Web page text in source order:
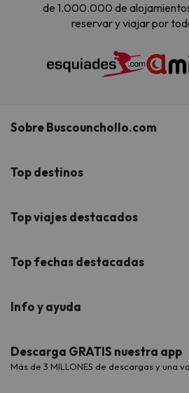
de 1.000.000 de
reservar y viajar por
Sobre Buscounchollo.com
¿Quiénes somos?
Buscounchollo en los medios
Proveedores
Viajes para grupos
Top destinos
Hoteles Andalucía
Hoteles Cataluña
Hoteles Galicia
Top viajes destacados
Viajes con Niños
Viajes de Novios
Chollos con Todo Incluido
Top fechas destacadas
Verano
Vacaciones en Agosto
Info y ayuda
Contáctanos
Preguntas frecuentes
Descarga GRATIS nuestra app
Más de 3 MILLONES de descargas y una